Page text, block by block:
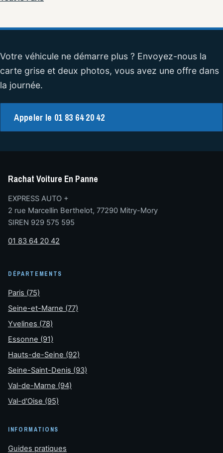
Votre véhicule ne démarre plus ? Envoyez-nous la
carte grise et deux photos, vous avez une offre dans
la journée.
Appeler le 01 83 64 20 42
Rachat Voiture En Panne
EXPRESS AUTO +
2 rue Marcellin Berthelot, 77290 Mitry-Mory
SIREN 929 575 595
01 83 64 20 42
DÉPARTEMENTS
Paris (75)
Seine-et-Marne (77)
Yvelines (78)
Essonne (91)
Hauts-de-Seine (92)
Seine-Saint-Denis (93)
Val-de-Marne (94)
Val-d'Oise (95)
INFORMATIONS
Guides pratiques